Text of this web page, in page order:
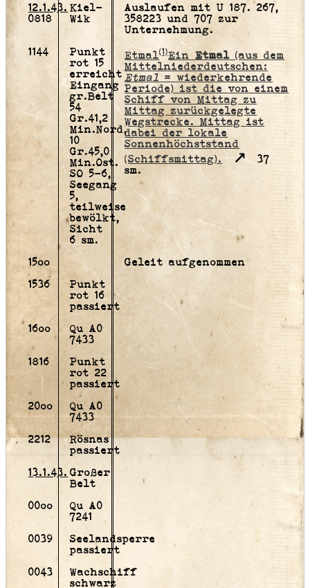
12.1.43.
0818
Kiel-
Wik
Auslaufen mit U 187. 267,
358223 und 707 zur
Unternehmung.
1144
Punkt
rot 15
erreicht
Eingang
gr.Belt
54
Gr.41,2
Min.Nord,
10
Gr.45,0
Min.Ost.
SO 5-6,
Seegang
5,
teilweise
bewölkt,
Sicht
6 sm.
Etmal[1]EinEtmal (aus dem
Mittelniederdeutschen:
Etmal = wiederkehrende
Periode) ist die von einem
Schiff von Mittag zu
Mittag zurückgelegte
Wegstrecke. Mittag ist
dabei der lokale
Sonnenhöchststand
(Schiffsmittag).
37
sm.
15oo
Geleit aufgenommen
1536
Punkt
rot 16
passiert
16oo
Qu A0
7433
1816
Punkt
rot 22
passiert
20oo
Qu A0
7433
2212
Rösnas
passiert
13.1.43. Großer
Belt
00oo
Qu A0
7241
0039
Seelandsperre
passiert
0043
Wachschiff
schwarz